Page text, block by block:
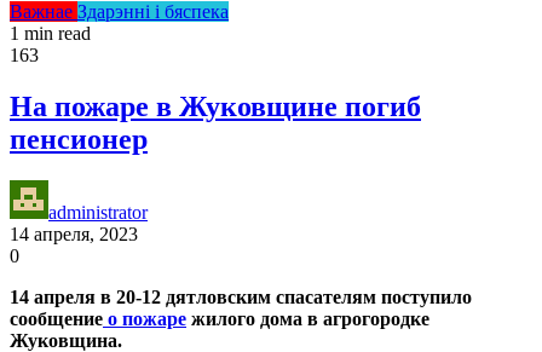
Важнае Здарэнні і бяспека
1 min read
163
На пожаре в Жуковщине погиб
пенсионер
administrator
14 апреля, 2023
0
14 апреля в 20-12 дятловским спасателям поступило
сообщение о пожаре жилого дома в агрогородке
Жуковщина.